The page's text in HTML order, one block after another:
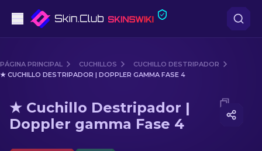
Gama media
Fusiles
PÁGINA PRINCIPAL CUCHILLOS
CUCHILLO DESTRIPADOR
★ CUCHILLO DESTRIPADOR | DOPPLER GAMMA FASE 4
Media of ★ Cuchillo Destripador | Doppler gamma
★ Cuchillo Destripador |
Doppler gamma Fase 4